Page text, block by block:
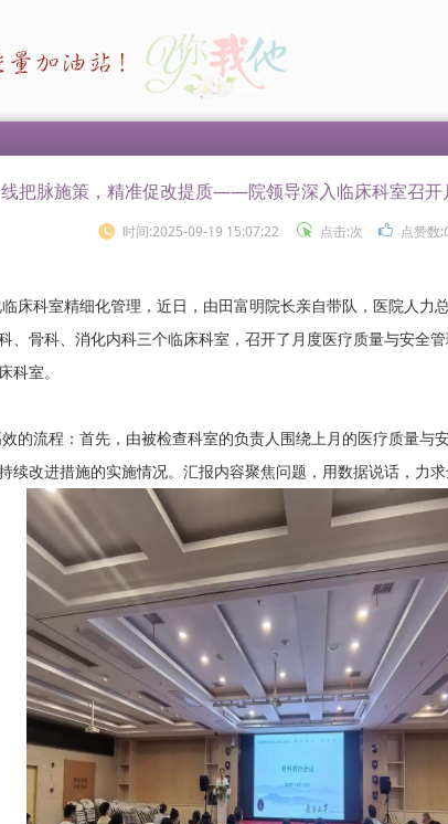
把脉施策，精准促改提质——院领导深入临床科室召开
时间:2025-09-19 15:07:22 点击:次 点赞数:
科室精细化管理，近日，由田富明院长亲自带队，医院人力
、骨科、消化内科三个临床科室，召开了月度医疗质量与安全
科室。
流程：首先，由被检查科室的负责人围绕上月的医疗质量与
续改进措施的实施情况。汇报内容聚焦问题，用数据说话，力求